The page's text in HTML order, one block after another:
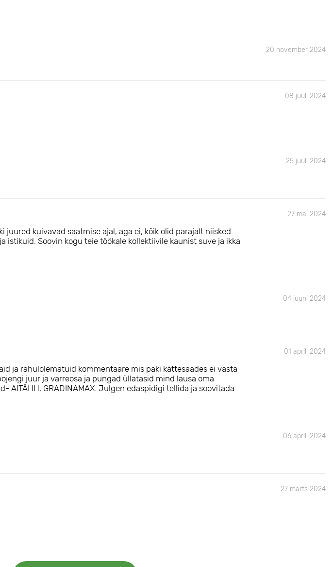
20 november 2024
08 juuli 2024
25 juuli 2024
27 mai 2024
kuivavad saatmise ajal, aga ei, kõik olid parajalt niisked.
Soovin kogu teie töökale kollektiivile kaunist suve ja ikka
04 juuni 2024
01 aprill 2024
ja rahulolematuid kommentaare mis paki kättesaades ei vasta
juur ja varreosa ja pungad üllatasid mind lausa oma
GRADINAMAX. Julgen edaspidigi tellida ja soovitada
06 aprill 2024
27 märts 2024